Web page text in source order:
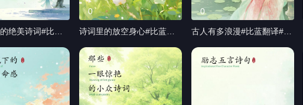
绝美诗词#比蓝
秋
0
诗词里的放空身心#比蓝翻
语种
0
古人有多浪漫#比蓝翻译#笔